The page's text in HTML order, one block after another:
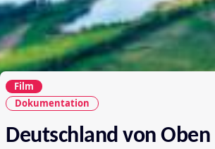
Film
Dokumentation
Deutschland von Oben